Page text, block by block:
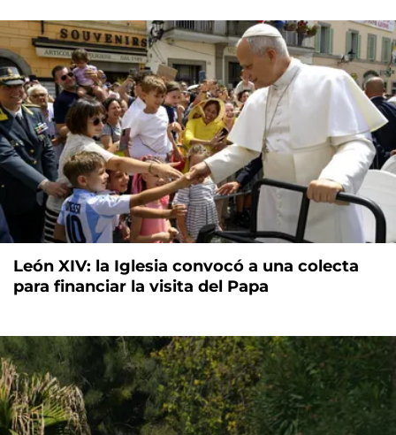
León XIV: la Iglesia convocó a una colecta
para financiar la visita del Papa